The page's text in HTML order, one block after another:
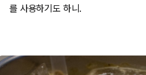
를 사용하기도 하니.